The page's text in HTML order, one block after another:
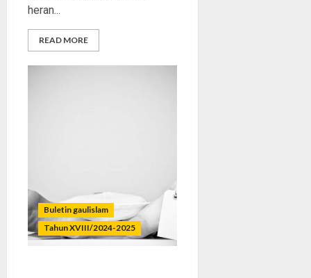
heran...
READ MORE
Buletin gaulislam
Tahun XVIII/2024-2025